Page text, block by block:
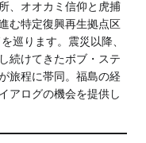
、オオカミ信仰と虎捕
む特定復興再生拠点区
巡ります。震災以降、
続けてきたボブ・ステ
旅程に帯同。福島の経
アログの機会を提供し